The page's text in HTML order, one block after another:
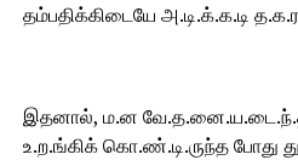
தம்பதிக்கிடையே அ.டி.க்.க.டி
இதனால், ம.ன
உ.ற.ங்கிக் கொ.ண்.டி.ருந்த போது